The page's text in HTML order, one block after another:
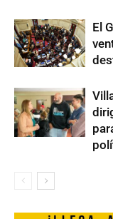
El